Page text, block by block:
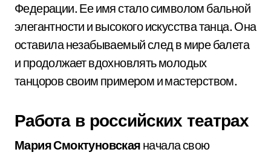
Федерации. Ее имя стало символом бальной
элегантности и высокого искусства танца. Она
оставила незабываемый след в мире балета
и продолжает вдохновлять молодых
танцоров своим примером и мастерством.
Работа в российских театрах
Мария Смоктуновская начала свою